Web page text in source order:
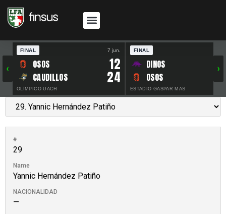
‹
FINAL 7 jun.
OSOS 12
CAUDILLOS 24
OLÍMPICO UACH
FINAL
DINOS
OSOS
ESTADIO GASPAR MAS
›
#
29
Name
Yannic Hernández Patiño
NACIONALIDAD
—